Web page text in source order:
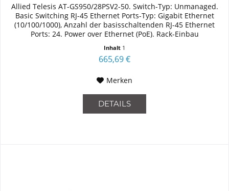
Allied Telesis AT-GS950/28PSV2-50. Switch-Typ: Unmanaged.
Basic Switching RJ-45 Ethernet Ports-Typ: Gigabit Ethernet
(10/100/1000), Anzahl der basisschaltenden RJ-45 Ethernet
Ports: 24. Power over Ethernet (PoE). Rack-Einbau
Inhalt 1
665,69 €
Merken
DETAILS